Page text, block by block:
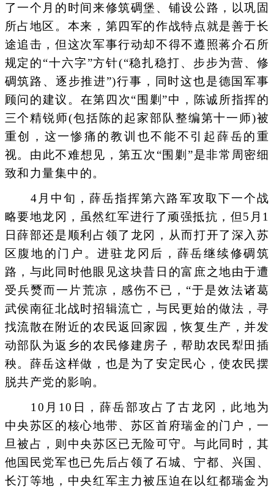
了一个月的时间来修筑碉堡、铺设公路，以巩固
所占地区。本来，第四军的作战特点就是善于长
途追击，但这次军事行动却不得不遵照蒋介石所
规定的“十六字”方针(“稳扎稳打、步步为营、修
碉筑路、逐步推进”)行事，同时这也是德国军事
顾问的建议。在第四次“围剿”中，陈诚所指挥的
三个精锐师(包括陈的起家部队整编第十一师)被
重创，这一惨痛的教训也不能不引起薛岳的重
视。由此不难想见，第五次“围剿”是非常周密细
致和力量集中的。
4月中旬，薛岳指挥第六路军攻取下一个战
略要地龙冈，虽然红军进行了顽强抵抗，但5月1
日薛部还是顺利占领了龙冈，从而打开了深入苏
区腹地的门户。进驻龙冈后，薛岳继续修碉筑
路，与此同时他眼见这块昔日的富庶之地由于遭
受兵燹而一片荒凉，感伤不已，“于是效法诸葛
武侯南征北战时招辑流亡，与民更始的做法，寻
找流散在附近的农民返回家园，恢复生产，并发
动部队为返乡的农民修建房子，帮助农民犁田插
秧。薛岳这样做，也是为了安定民心，使农民摆
脱共产党的影响。
10月10日，薛岳部攻占了古龙冈，此地为
中央苏区的核心地带、苏区首府瑞金的门户，一
旦被占，则中央苏区已无险可守。与此同时，其
他国民党军也已先后占领了石城、宁都、兴国、
长汀等地，中央红军主力被压迫在以红都瑞金为